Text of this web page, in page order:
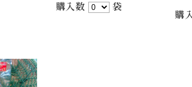
購入数 袋
購